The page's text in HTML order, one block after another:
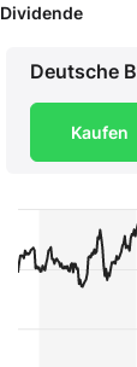
Dividende
Kaufen